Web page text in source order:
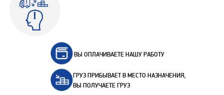
ВЫ ОПЛАЧИВАЕТЕ НАШУ РАБОТУ
ГРУЗ ПРИБЫВАЕТ В МЕСТО НАЗНАЧЕНИЯ,
ВЫ ПОЛУЧАЕТЕ ГРУЗ